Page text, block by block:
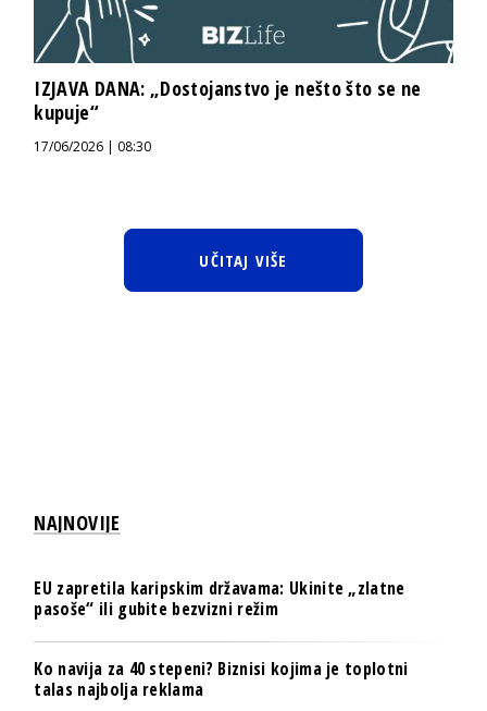
IZJAVA DANA: „Dostojanstvo je nešto što se ne
kupuje“
17/06/2026 | 08:30
UČITAJ VIŠE
NAJNOVIJE
EU zapretila karipskim državama: Ukinite „zlatne
pasoše“ ili gubite bezvizni režim
Ko navija za 40 stepeni? Biznisi kojima je toplotni
talas najbolja reklama